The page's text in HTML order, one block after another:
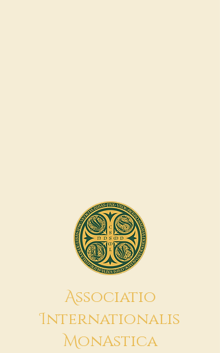
Associatio
Internationalis
MonAstica